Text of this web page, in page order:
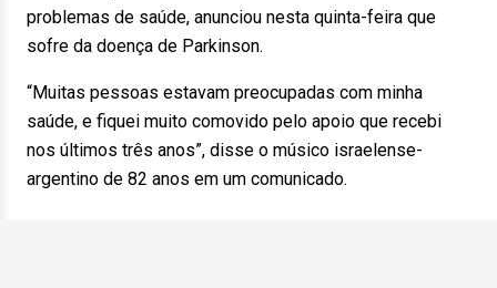
problemas de saúde, anunciou nesta quinta-feira que
sofre da doença de Parkinson.
“Muitas pessoas estavam preocupadas com minha
saúde, e fiquei muito comovido pelo apoio que recebi
nos últimos três anos”, disse o músico israelense-
argentino de 82 anos em um comunicado.